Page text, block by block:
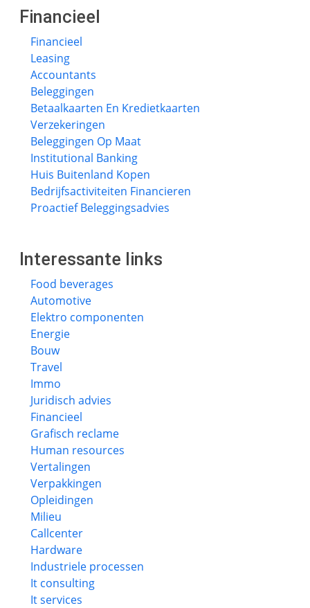
Financieel
Financieel
Leasing
Accountants
Beleggingen
Betaalkaarten En Kredietkaarten
Verzekeringen
Beleggingen Op Maat
Institutional Banking
Huis Buitenland Kopen
Bedrijfsactiviteiten Financieren
Proactief Beleggingsadvies
Interessante links
Food beverages
Automotive
Elektro componenten
Energie
Bouw
Travel
Immo
Juridisch advies
Financieel
Grafisch reclame
Human resources
Vertalingen
Verpakkingen
Opleidingen
Milieu
Callcenter
Hardware
Industriele processen
It consulting
It services